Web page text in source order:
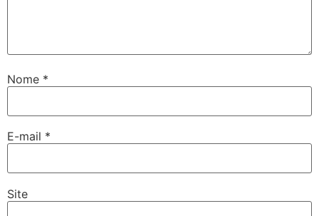
Nome *
E-mail *
Site